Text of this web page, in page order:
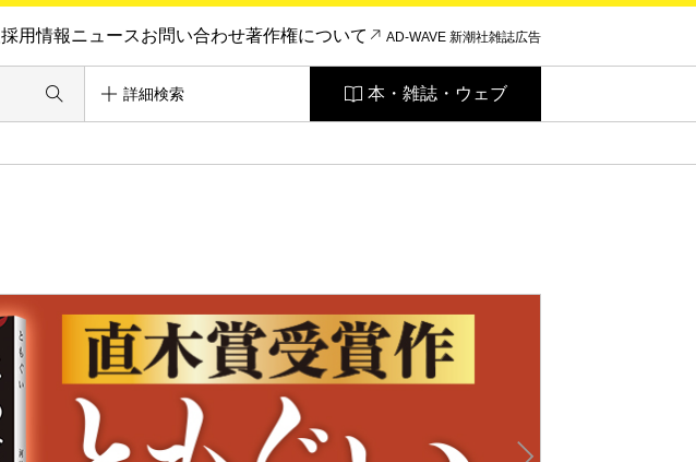
採用情報ニュースお問い合わせ著作権について AD-WAVE 新潮社雑誌広告
詳細検索 本・雑誌・ウェブ